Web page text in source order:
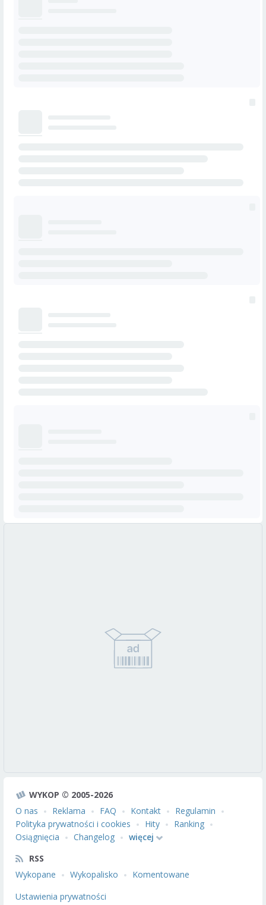
WYKOP © 2005-2026
O nas
Reklama FAQ Kontakt
Regulamin
Polityka prywatności i cookies
Hity
Ranking
Osiągnięcia
Changelog
więcej
RSS
Wykopane
Wykopalisko
Komentowane
Ustawienia prywatności